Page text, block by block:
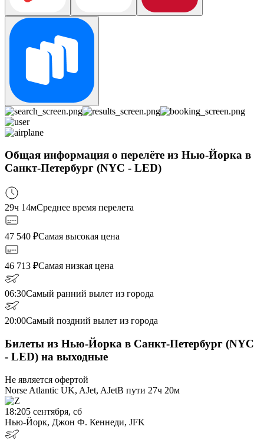
Общая информация о перелёте из Нью-Йорка в
Санкт-Петербург (NYC - LED)
29ч 14мСреднее время перелета
47 540 ₽Самая высокая цена
46 713 ₽Самая низкая цена
06:30Самый ранний вылет из города
20:00Самый поздний вылет из города
Билеты из Нью-Йорка в Санкт-Петербург (NYC
- LED) на выходные
Не является офертой
Norse Atlantic UK, AJet, AJetВ пути 27ч 20м
18:205 сентября, сб
Нью-Йорк, Джон Ф. Кеннеди, JFK